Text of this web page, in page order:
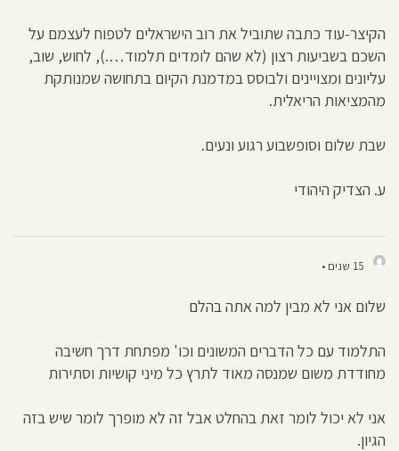
הקיצר-עוד כתבה שתוביל את רוב הישראלים לטפוח לעצמם על
השכם בשביעות רצון (לא שהם לומדים תלמוד….), לחוש, שוב,
עליונים ומצויינים ולבוסס במדמנת הקיום בתחושה שמנותקת
מהמציאות הריאלית.
שבת שלום וסופשבוע רגוע ונעים.
ע. הצדיק היהודי
15 שנים •
שלום אני לא מבין למה אתה בהלם
התלמוד עם כל הדברים המשונים וכו' מפתחת דרך חשיבה
מחודדת משום שמנסה מאוד לתרץ כל מיני קושיות וסתירות
אני לא יכול לומר זאת בהחלט אבל זה לא מופרך לומר שיש בזה
הגיון.